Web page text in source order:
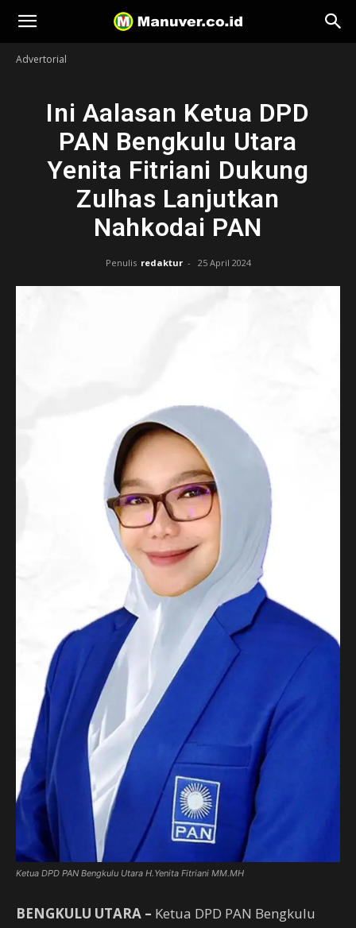
Manuver
Advertorial
Ini Aalasan Ketua DPD
PAN Bengkulu Utara
Yenita Fitriani Dukung
Zulhas Lanjutkan
Nahkodai PAN
Penulis redaktur - 25 April 2024
Ketua DPD PAN Bengkulu Utara H.Yenita Fitriani MM.MH
BENGKULU UTARA – Ketua DPD PAN Bengkulu